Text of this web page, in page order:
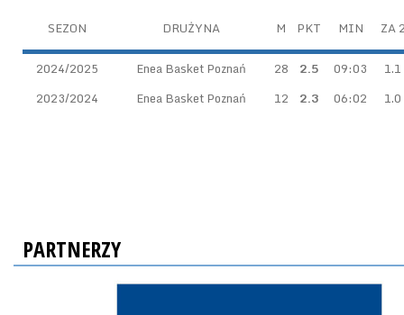
SEZON DRUŻYNA M PKT MIN ZA
2024/2025 Enea Basket Poznań 28 2.5 09:03
1.1
2023/2024
Enea Basket Poznań 12 2.3 06:02 1.0
PARTNERZY